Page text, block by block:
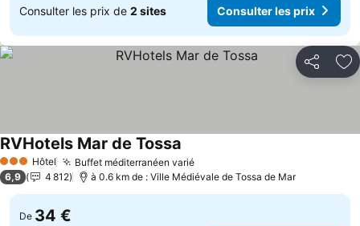
Consulter les prix de 2 sites Consulter les prix
Partager
3 ÉtoilesHôtel Buffet méditerranéen variéConsulter les prix
RVHotels Mar de Tossa
6,9 4 812 à 0.6 km de : Ville Médiévale de Tossa de Mar
De 34 €